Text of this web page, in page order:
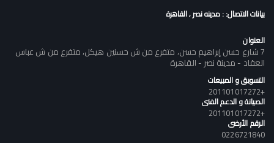
بيانات الاتصال: : مدينه نصر , القاهرة
العنوان
7 شارع حسن إبراهيم حسن، متفرع من ش حسنين هيكل، متفرع من ش عباس
العقاد - مدينة نصر - القاهرة
التسويق و المبيعات
+201101017272
الصيانة و الدعم الفنى
+201101017272
الرقم الأرضى
0226721840